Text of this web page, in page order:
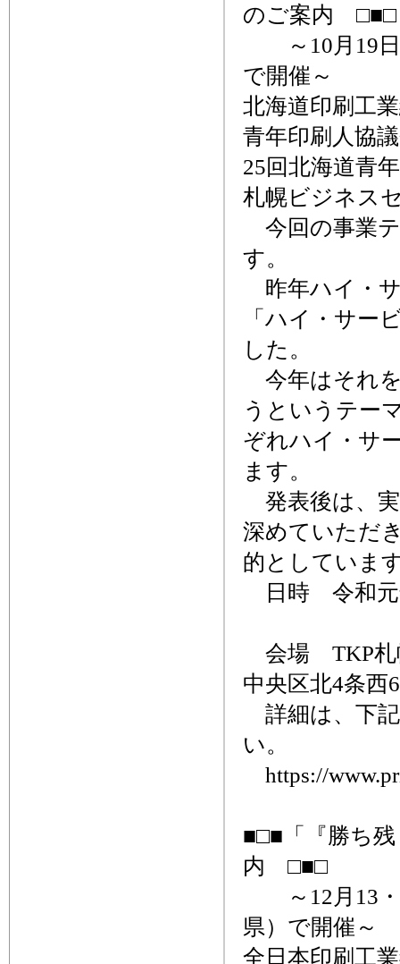
のご案内 □■□
～10月19日
で開催～
北海道印刷工
青年印刷人協
25回北海道青
札幌ビジネス
今回の事業
す。
昨年ハイ・
「ハイ・サー
した。
今年はそれ
うというテー
ぞれハイ・サ
ます。
発表後は、
深めていただ
的としていま
日時 令和元
会場 TKP札
中央区北4条
詳細は、下
い。
https://
■□■「『勝ち
内 □■□
～12月13・
県）で開催～
全日本印刷工